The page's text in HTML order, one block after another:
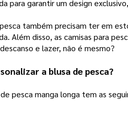
para garantir um design
também precisam ter em
Além disso, as camisas para
e lazer, não é mesmo?
a blusa de pesca?
pesca manga longa tem as